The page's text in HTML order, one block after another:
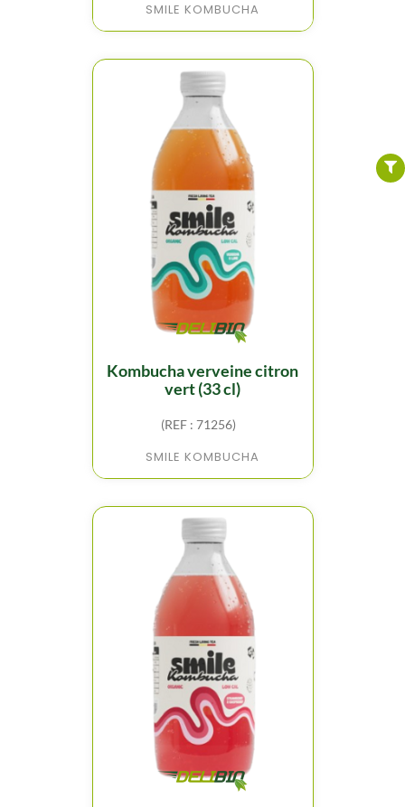
SMILE KOMBUCHA
kombucha verveine citron
vert (33 cl)
(REF : 71256)
SMILE KOMBUCHA